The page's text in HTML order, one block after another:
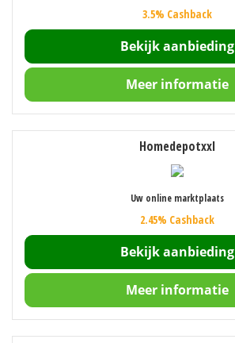
3.5% Cashback
Bekijk aanbieding
Meer informatie
Homedepotxxl
Uw online marktplaats
2.45% Cashback
Bekijk aanbieding
Meer informatie